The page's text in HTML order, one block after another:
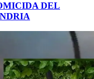
DEL